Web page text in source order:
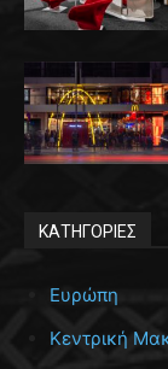
ΚΑΤΗΓΟΡΙΕΣ
Ευρώπη
Κεντρική